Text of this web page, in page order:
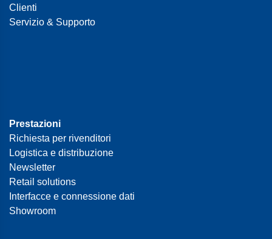
Clienti
Servizio & Supporto
Prestazioni
Richiesta per rivenditori
Logistica e distribuzione
Newsletter
Retail solutions
Interfacce e connessione dati
Showroom